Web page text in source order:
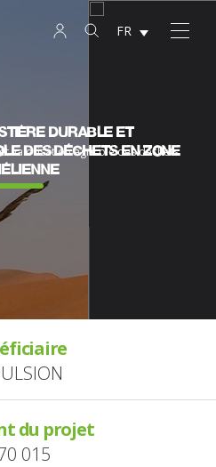
FR
durable et
des déchets en zone
valorisation agricole des déchets
du projet
015